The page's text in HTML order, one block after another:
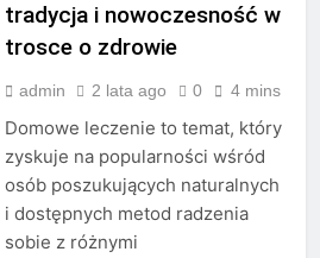
tradycja i nowoczesność w
trosce o zdrowie
admin 2 lata ago 0 4 mins
Domowe leczenie to temat, który
zyskuje na popularności wśród
osób poszukujących naturalnych
i dostępnych metod radzenia
sobie z różnymi